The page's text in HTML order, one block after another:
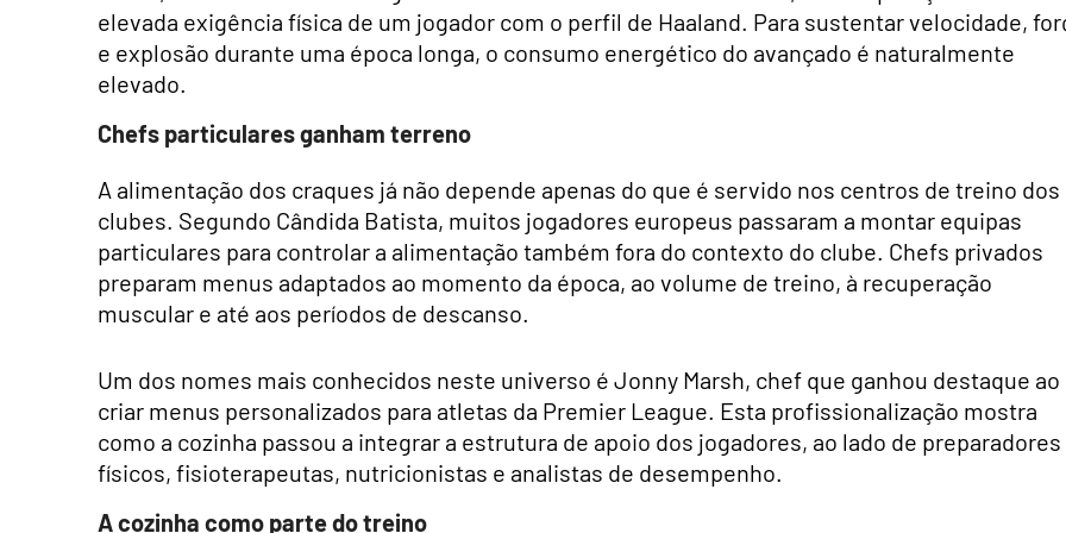
elevada exigência física de um jogador com o perfil de Haaland. Para sustentar velocidade,
e explosão durante uma época longa, o consumo energético do avançado é naturalmente
elevado.
Chefs particulares ganham terreno
A alimentação dos craques já não depende apenas do que é servido nos centros de treino dos
clubes. Segundo Cândida Batista, muitos jogadores europeus passaram a montar equipas
particulares para controlar a alimentação também fora do contexto do clube. Chefs privados
preparam menus adaptados ao momento da época, ao volume de treino, à recuperação
muscular e até aos períodos de descanso.
Um dos nomes mais conhecidos neste universo é Jonny Marsh, chef que ganhou destaque ao
criar menus personalizados para atletas da Premier League. Esta profissionalização mostra
como a cozinha passou a integrar a estrutura de apoio dos jogadores, ao lado de preparadores
físicos, fisioterapeutas, nutricionistas e analistas de desempenho.
A cozinha como parte do treino